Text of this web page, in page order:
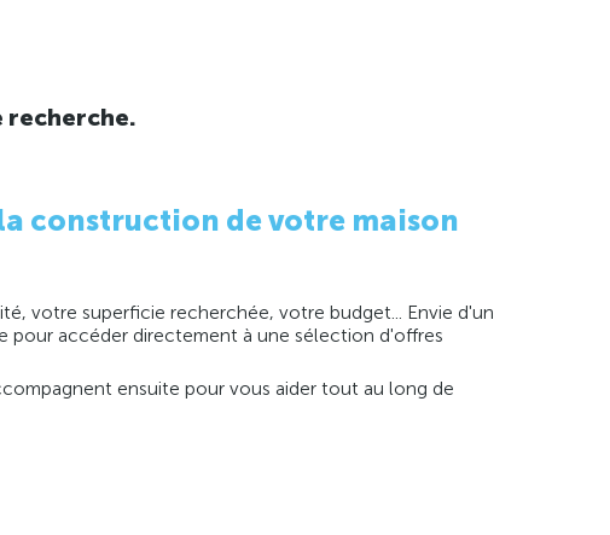
recherche.
construction de votre maison
votre superficie recherchée, votre budget... Envie d'un
pour accéder directement à une sélection d'offres
ensuite pour vous aider tout au long de